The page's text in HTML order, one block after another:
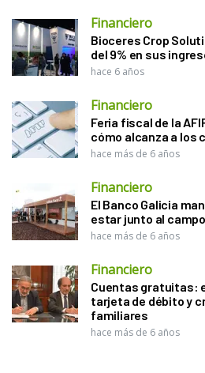
Financiero
Bioceres Crop
del 9% en sus
hace 6 años
Financiero
Feria fiscal de la
cómo alcanza a los
hace más de 6 años
Financiero
El Banco Galicia
estar junto al campo
hace más de 6 años
Financiero
Cuentas gratuitas:
tarjeta de débito y
familiares
hace más de 6 años